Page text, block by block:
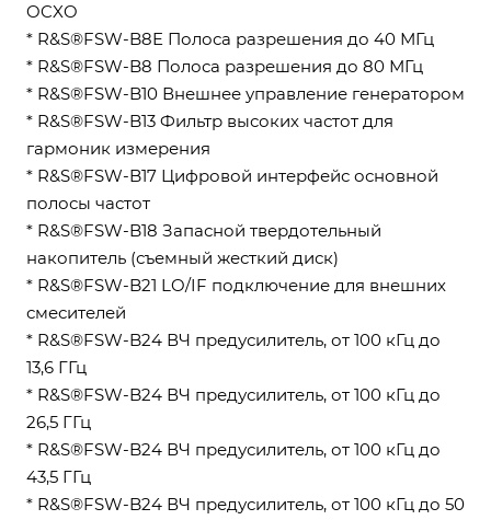
OCXO
* R&S®FSW-B8E Полоса разрешения до 40 МГц
* R&S®FSW-B8 Полоса разрешения до 80 МГц
* R&S®FSW-B10 Внешнее управление генератором
* R&S®FSW-B13 Фильтр высоких частот для
гармоник измерения
* R&S®FSW-B17 Цифровой интерфейс основной
полосы частот
* R&S®FSW-B18 Запасной твердотельный
накопитель (съемный жесткий диск)
* R&S®FSW-B21 LO/IF подключение для внешних
смесителей
* R&S®FSW-B24 ВЧ предусилитель, от 100 кГц до
13,6 ГГц
* R&S®FSW-B24 ВЧ предусилитель, от 100 кГц до
26,5 ГГц
* R&S®FSW-B24 ВЧ предусилитель, от 100 кГц до
43,5 ГГц
* R&S®FSW-B24 ВЧ предусилитель, от 100 кГц до 50